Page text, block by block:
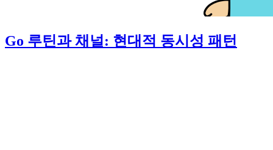
Go 루틴과 채널: 현대적 동시성 패턴